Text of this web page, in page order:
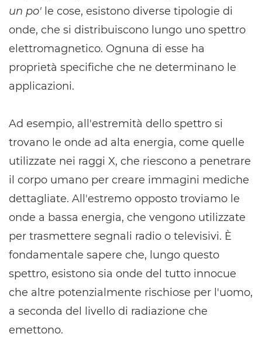
un po' le cose, esistono diverse tipologie di
onde, che si distribuiscono lungo uno spettro
elettromagnetico. Ognuna di esse ha
proprietà specifiche che ne determinano le
applicazioni.
Ad esempio, all'estremità dello spettro si
trovano le onde ad alta energia, come quelle
utilizzate nei raggi X, che riescono a penetrare
il corpo umano per creare immagini mediche
dettagliate. All'estremo opposto troviamo le
onde a bassa energia, che vengono utilizzate
per trasmettere segnali radio o televisivi. È
fondamentale sapere che, lungo questo
spettro, esistono sia onde del tutto innocue
che altre potenzialmente rischiose per l'uomo,
a seconda del livello di radiazione che
emettono.